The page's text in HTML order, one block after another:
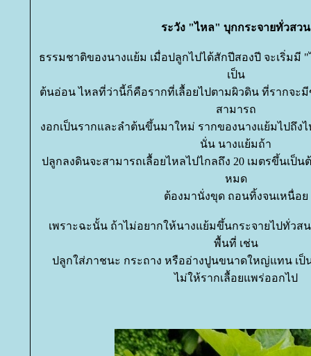
ระวัง "ไหล" บุกกระจายทั่วสวน
ธรรมชาติของนางแย้ม เมื่อปลูกไปได้สักปีสองปี จะเริ่ม
เป็น
ต้นอ่อน ไหลที่ว่านี้ก็คือรากที่เลื้อยไปตามผิวดิน ที่รากจะ
สามารถ
งอกเป็นรากและลำต้นขึ้นมาใหม่ รากของนางแย้มไปถึ
นั่น นางแย้มถ้า
ปลูกลงดินจะสามารถเลื้อยไหลไปไกลถึง 20 เมตรขึ้นเป็
หมด
ต้องมานั่งขุด ถอนทิ้งจนเหนื่อ
เพราะฉะนั้น ถ้าไม่อยากให้นางแย้มขึ้นกระจายไปทั่วส
พื้นที่ เช่น
ปลูกใส่ภาชนะ กระถาง หรืออ่างปูนขนาดใหญ่แทน เป็
ไม่ให้รากเลื้อยแพร่ออกไป